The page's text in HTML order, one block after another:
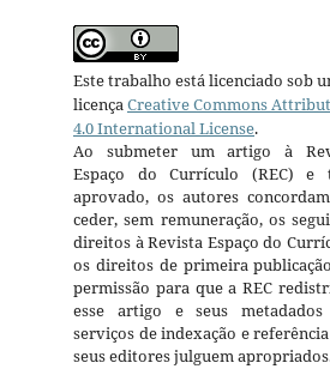
Este trabalho está licenciado sob
licençaCreative Commons
4.0 International License.
Ao submeter um artigo à
Espaço do Currículo (REC) e
aprovado, os autores
ceder, sem remuneração, os
direitos à Revista Espaço do
os direitos de primeira
permissão para que a REC
esse artigo e seus metadados
serviços de indexação e
seus editores julguem